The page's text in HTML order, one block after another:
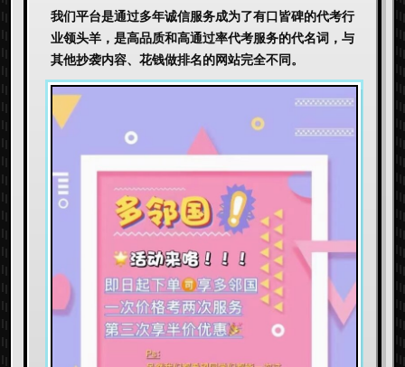
我们平台是通过多年诚信服务成为了有口皆碑的代考行
业领头羊，是高品质和高通过率代考服务的代名词，与
其他抄袭内容、花钱做排名的网站完全不同。